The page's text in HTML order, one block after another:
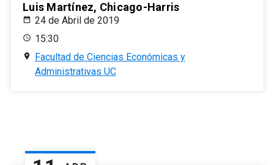
Luis Martínez, Chicago-Harris
24 de Abril de 2019
15:30
Facultad de Ciencias Económicas y
Administrativas UC